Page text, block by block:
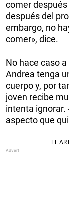
comer después
después del
embargo, no
comer», dice.
No hace caso
Andrea tenga
cuerpo y, por
joven recibe
intenta ignorar.
aspecto que